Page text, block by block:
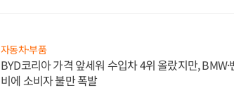
자동차·부품
BYD코리아 가격 앞세워 수입차 4위 올랐지만,
비에 소비자 불만 폭발